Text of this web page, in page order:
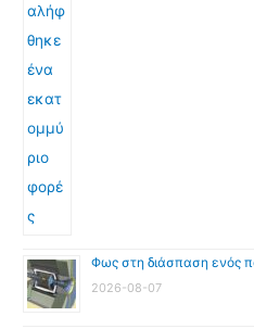
Φως στη διάσπαση ενός
2026-08-07